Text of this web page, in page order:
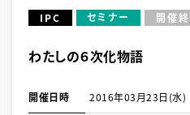
IPC セミナー 開催
わたしの６次化物語
開催日時 2016年03月23日(水)